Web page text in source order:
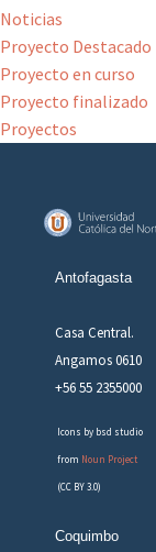
Noticias
Proyecto Destacado
Proyecto en curso
Proyecto finalizado
Proyectos
Antofagasta
Coquimbo
Casa Central.
Angamos 0610
+56 55 2355000
Icons by bsd studio
from Noun Project
(CC BY 3.0)